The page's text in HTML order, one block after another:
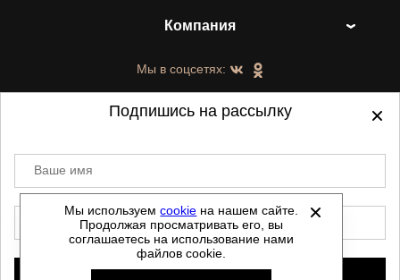
Компания
Мы в соцсетях:
©2021-2026 - ShoesTown.ru - все права
защищены.
Данный сайт не является интернет магазином и
не является публичной офертой.
Политика обработки персональных данных
Мы используемcookie на нашем сайте.
Продолжая просматривать его, вы
соглашаетесь на использование нами
файлов cookie.
Подпишись на рассылку
Ваше имя